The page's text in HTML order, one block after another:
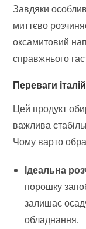
Завдяки
миттєво
оксамитовий
справжнього
Переваги
Цей продукт
важлива
Чому варто
Ідеальна
порошку
залишає
обладнання.